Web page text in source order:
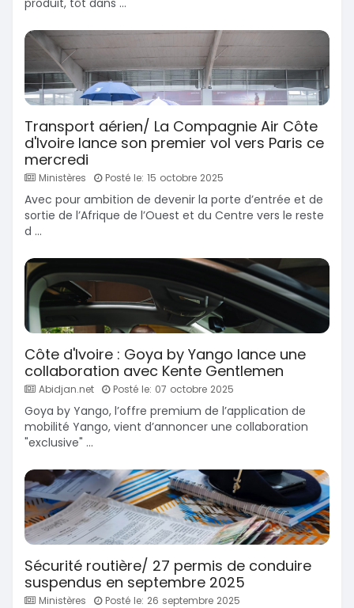
Transport aérien/ La Compagnie Air Côte
d'Ivoire lance son premier vol vers Paris ce
mercredi
Ministères Posté le: 15 octobre 2025
Avec pour ambition de devenir la porte d’entrée et de
sortie de l’Afrique de l’Ouest et du Centre vers le reste
d ...
Côte d'Ivoire : Goya by Yango lance une
collaboration avec Kente Gentlemen
Abidjan.net Posté le: 07 octobre 2025
Goya by Yango, l’offre premium de l’application de
mobilité Yango, vient d’annoncer une collaboration
"exclusive" ...
Sécurité routière/ 27 permis de conduire
suspendus en septembre 2025
Ministères Posté le: 26 septembre 2025